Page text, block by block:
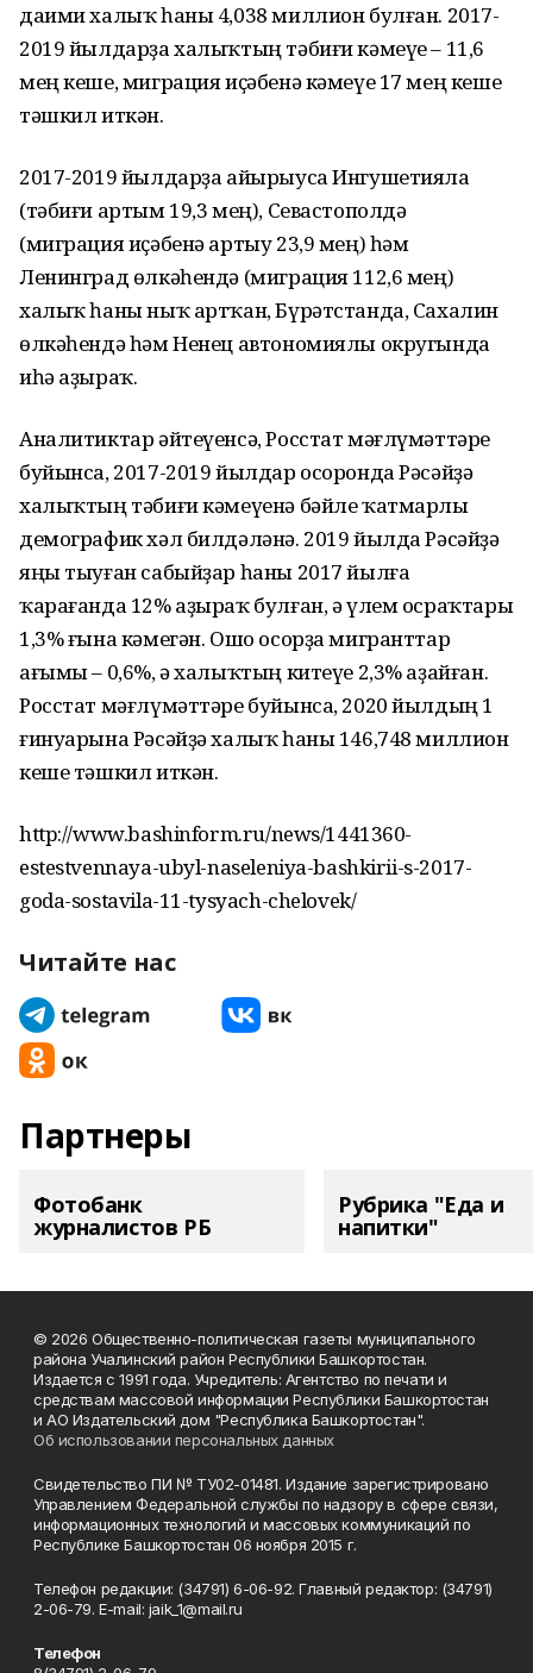
даими халыҡ һаны 4,038 миллион булған. 2017-
2019 йылдарҙа халыҡтың тәбиғи кәмеүе – 11,6
мең кеше, миграция иҫәбенә кәмеүе 17 мең кеше
тәшкил иткән.
2017-2019 йылдарҙа айырыуса Ингушетияла
(тәбиғи артым 19,3 мең), Севастополдә
(миграция иҫәбенә артыу 23,9 мең) һәм
Ленинград өлкәһендә (миграция 112,6 мең)
халыҡ һаны ныҡ артҡан, Бүрәтстанда, Сахалин
өлкәһендә һәм Ненец автономиялы округында
иһә аҙыраҡ.
Аналитиктар әйтеүенсә, Росстат мәғлүмәттәре
буйынса, 2017-2019 йылдар осоронда Рәсәйҙә
халыҡтың тәбиғи кәмеүенә бәйле ҡатмарлы
демографик хәл билдәләнә. 2019 йылда Рәсәйҙә
яңы тыуған сабыйҙар һаны 2017 йылға
ҡарағанда 12% аҙыраҡ булған, ә үлем осраҡтары
1,3% ғына кәмегән. Ошо осорҙа мигранттар
ағымы – 0,6%, ә халыҡтың китеүе 2,3% аҙайған.
Росстат мәғлүмәттәре буйынса, 2020 йылдың 1
ғинуарына Рәсәйҙә халыҡ һаны 146,748 миллион
кеше тәшкил иткән.
http://www.bashinform.ru/news/1441360-
estestvennaya-ubyl-naseleniya-bashkirii-s-2017-
goda-sostavila-11-tysyach-chelovek/
Читайте нас
Партнеры
Фотобанк
журналистов РБ
Рубрика "Еда и
напитки"
© 2026 Общественно-политическая газеты муниципального
района Учалинский район Республики Башкортостан.
Издается с 1991 года. Учредитель: Агентство по печати и
средствам массовой информации Республики Башкортостан
и АО Издательский дом "Республика Башкортостан".
Об использовании персональных данных
Свидетельство ПИ № ТУ02-01481. Издание зарегистрировано
Управлением Федеральной службы по надзору в сфере связи,
информационных технологий и массовых коммуникаций по
Республике Башкортостан 06 ноября 2015 г.
Телефон редакции: (34791) 6-06-92. Главный редактор: (34791)
2-06-79. Е-mаil: jaik_1@mail.ru
Телефон